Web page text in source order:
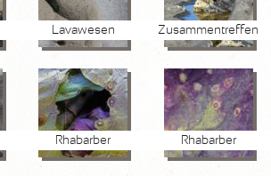
Lavawesen Zusammentreffen
Rhabarber Rhabarber